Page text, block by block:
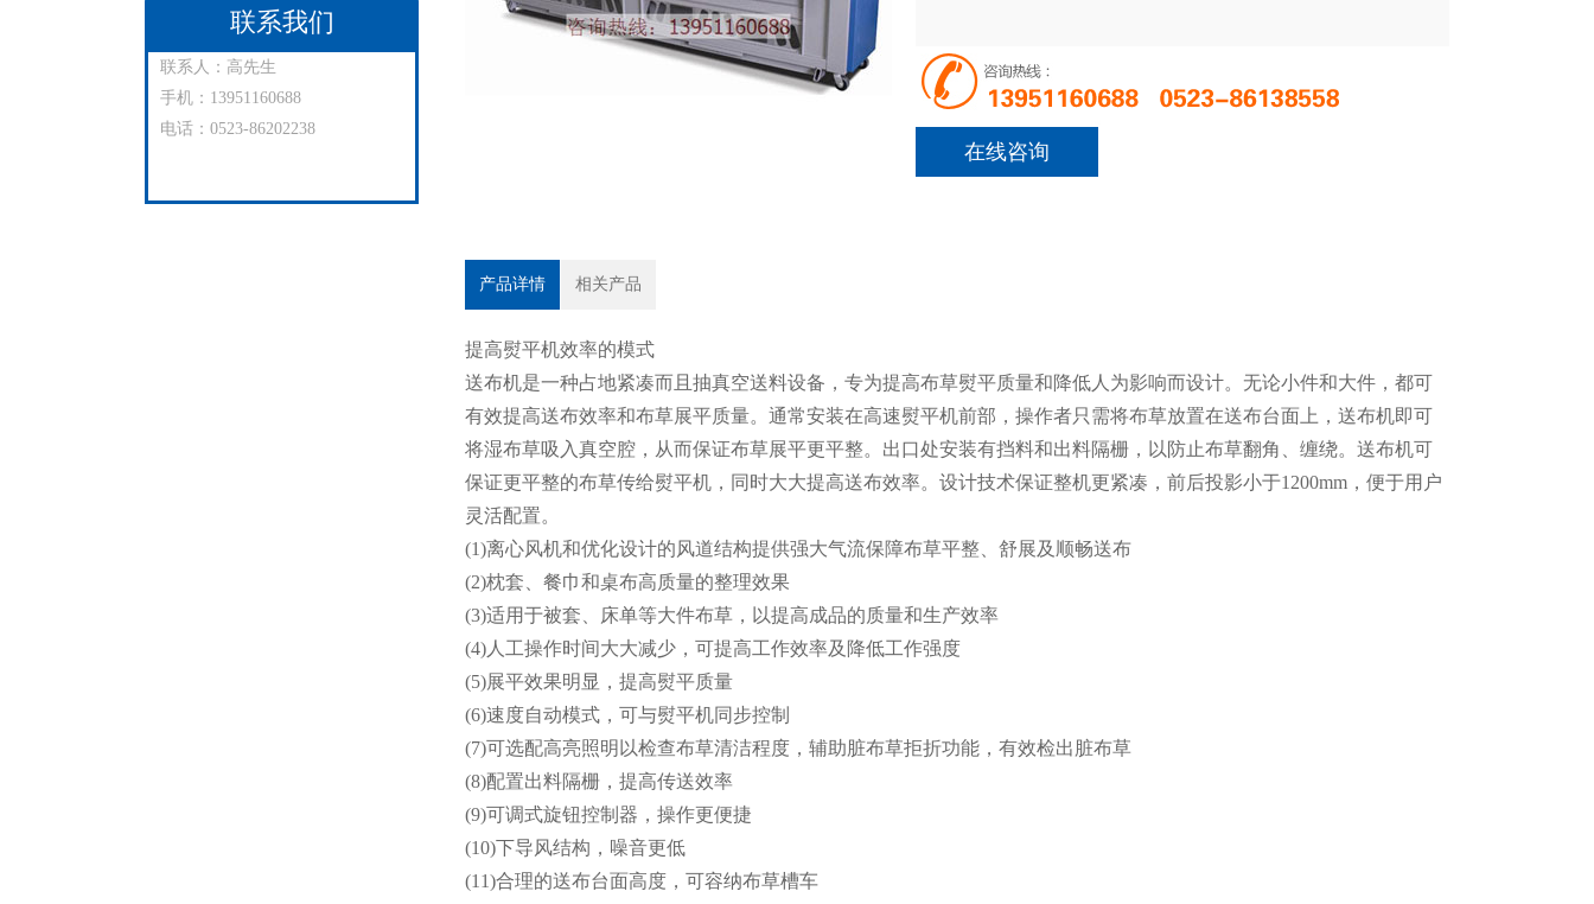
联系我们
联系人：高先生
手机：13951160688
电话：0523-86202238
在线咨询
产品详情 相关产品
提高熨平机效率的模式
送布机是一种占地紧凑而且抽真空送料设备，专为提高布草熨平质量和降低人为影响而设计。无论小件和大件，都可
有效提高送布效率和布草展平质量。通常安装在高速熨平机前部，操作者只需将布草放置在送布台面上，送布机即可
将湿布草吸入真空腔，从而保证布草展平更平整。出口处安装有挡料和出料隔栅，以防止布草翻角、缠绕。送布机可
保证更平整的布草传给熨平机，同时大大提高送布效率。设计技术保证整机更紧凑，前后投影小于1200mm，便于用户
灵活配置。
(1)离心风机和优化设计的风道结构提供强大气流保障布草平整、舒展及顺畅送布
(2)枕套、餐巾和桌布高质量的整理效果
(3)适用于被套、床单等大件布草，以提高成品的质量和生产效率
(4)人工操作时间大大减少，可提高工作效率及降低工作强度
(5)展平效果明显，提高熨平质量
(6)速度自动模式，可与熨平机同步控制
(7)可选配高亮照明以检查布草清洁程度，辅助脏布草拒折功能，有效检出脏布草
(8)配置出料隔栅，提高传送效率
(9)可调式旋钮控制器，操作更便捷
(10)下导风结构，噪音更低
(11)合理的送布台面高度，可容纳布草槽车